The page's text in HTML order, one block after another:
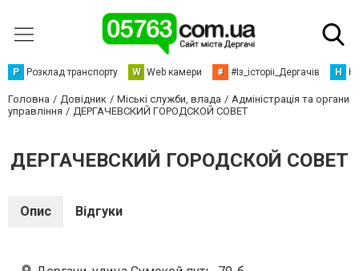
Р Розклад транспорту W Web камери # #Із_історіі_Дергачів Н
Головна Довідник Міські служби, влада
Адміністрація та органи
управління
ДЕРГАЧЕВСКИЙ ГОРОДСКОЙ СОВЕТ
ДЕРГАЧЕВСКИЙ ГОРОДСКОЙ СОВЕТ
Опис Відгуки